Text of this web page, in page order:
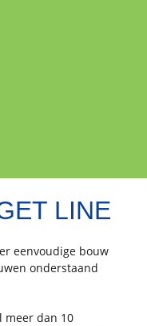
LINE
eenvoudige bouw
onderstaand
meer dan 10